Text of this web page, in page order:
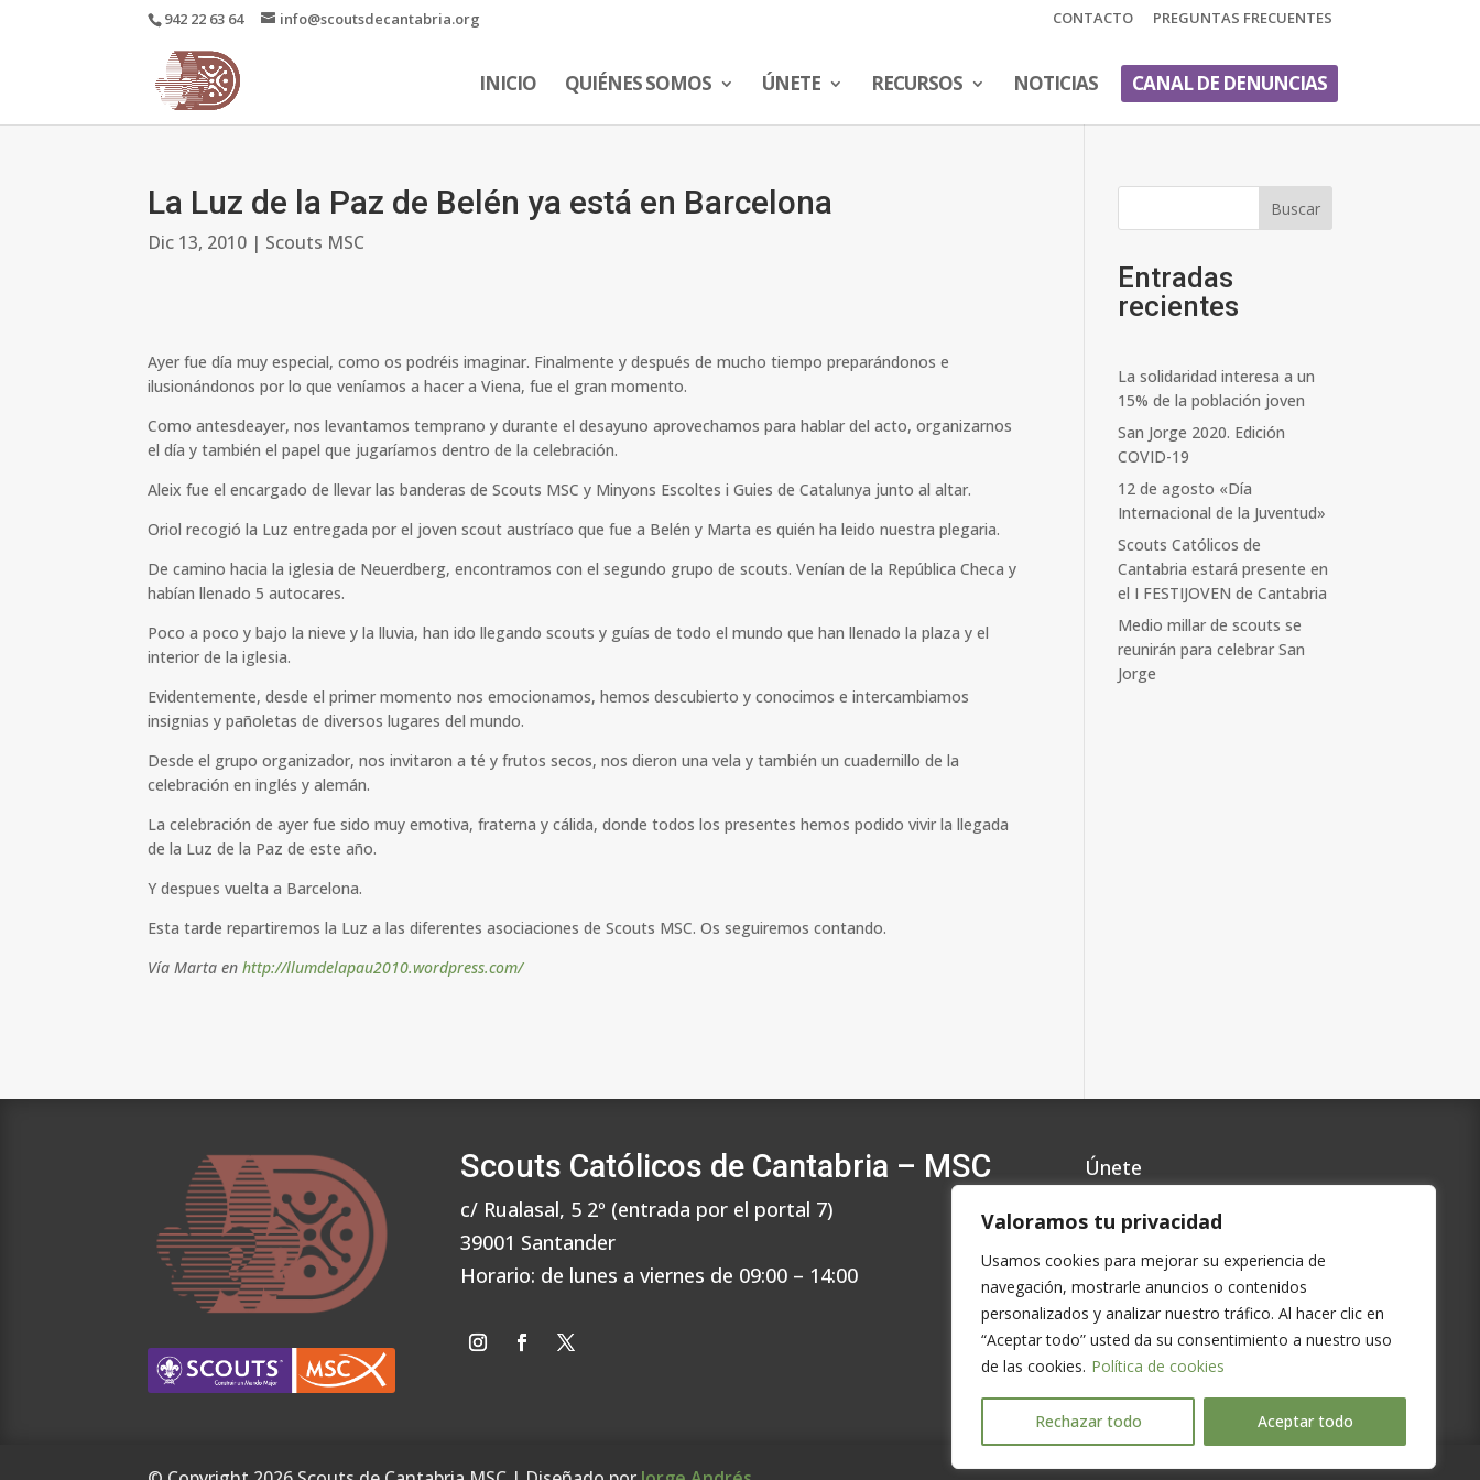
Valoramos tu privacidad
Usamos cookies para mejorar su experiencia de
navegación, mostrarle anuncios o contenidos
personalizados y analizar nuestro tráfico. Al hacer clic en
“Aceptar todo” usted da su consentimiento a nuestro uso
de las cookies. Política de cookies
Rechazar todo Aceptar todo
942 22 63 64 info@scoutsdecantabria.org CONTACTO PREGUNTAS FRECUENTES
INICIO QUIÉNES SOMOS ÚNETE RECURSOS NOTICIAS CANAL DE DENUNCIAS
La Luz de la Paz de Belén ya está en Barcelona
Dic 13, 2010 | Scouts MSC
Ayer fue día muy especial, como os podréis imaginar. Finalmente y después de mucho tiempo preparándonos e
ilusionándonos por lo que veníamos a hacer a Viena, fue el gran momento.
Como antesdeayer, nos levantamos temprano y durante el desayuno aprovechamos para hablar del acto, organizarnos
el día y también el papel que jugaríamos dentro de la celebración.
Aleix fue el encargado de llevar las banderas de Scouts MSC y Minyons Escoltes i Guies de Catalunya junto al altar.
Oriol recogió la Luz entregada por el joven scout austríaco que fue a Belén y Marta es quién ha leido nuestra plegaria.
De camino hacia la iglesia de Neuerdberg, encontramos con el segundo grupo de scouts. Venían de la República Checa y
habían llenado 5 autocares.
Poco a poco y bajo la nieve y la lluvia, han ido llegando scouts y guías de todo el mundo que han llenado la plaza y el
interior de la iglesia.
Evidentemente, desde el primer momento nos emocionamos, hemos descubierto y conocimos e intercambiamos
insignias y pañoletas de diversos lugares del mundo.
Desde el grupo organizador, nos invitaron a té y frutos secos, nos dieron una vela y también un cuadernillo de la
celebración en inglés y alemán.
La celebración de ayer fue sido muy emotiva, fraterna y cálida, donde todos los presentes hemos podido vivir la llegada
de la Luz de la Paz de este año.
Y despues vuelta a Barcelona.
Esta tarde repartiremos la Luz a las diferentes asociaciones de Scouts MSC. Os seguiremos contando.
Vía Marta en http://llumdelapau2010.wordpress.com/
Buscar
Entradas
recientes
La solidaridad interesa a un
15% de la población joven
San Jorge 2020. Edición
COVID-19
12 de agosto «Día
Internacional de la Juventud»
Scouts Católicos de
Cantabria estará presente en
el I FESTIJOVEN de Cantabria
Medio millar de scouts se
reunirán para celebrar San
Jorge
Scouts Católicos de Cantabria – MSC
c/ Rualasal, 5 2º (entrada por el portal 7)
39001 Santander
Horario: de lunes a viernes de 09:00 – 14:00
Únete
Preguntas Frecuentes
Política de privacidad
Cookies
Aviso Legal